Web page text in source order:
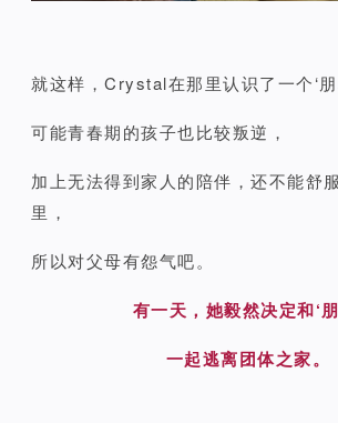
就这样，Crystal在那里认识了一个‘朋
可能青春期的孩子也比较叛逆，
加上无法得到家人的陪伴，还不能舒
里，
所以对父母有怨气吧。
有一天，她毅然决定和‘
一起逃离团体之家。